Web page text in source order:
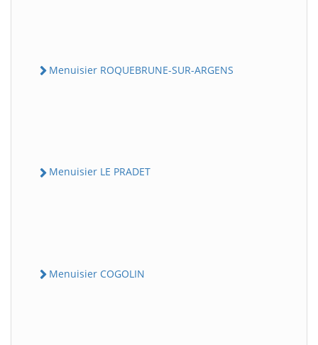
Menuisier ROQUEBRUNE-SUR-ARGENS
Menuisier LE PRADET
Menuisier COGOLIN